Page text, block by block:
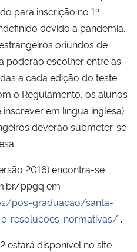
para inscrição no 1º
devido a pandemia.
oriundos de
poderão escolher entre as
a cada edição do teste.
o Regulamento, os alunos
em língua inglesa).
deverão submeter-se
2016) encontra-se
ppgq em
pos-graduacao/santa-
resolucoes-normativas/ .
estará disponível no site